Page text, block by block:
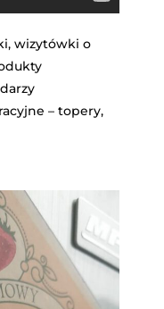
wizytówki o
– topery,